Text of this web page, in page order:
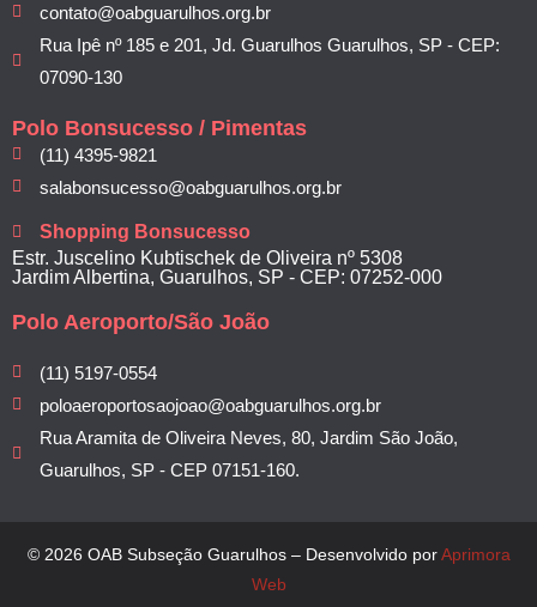
contato@oabguarulhos.org.br
Rua Ipê nº 185 e 201, Jd. Guarulhos Guarulhos, SP - CEP:
07090-130
Polo Bonsucesso / Pimentas
(11) 4395-9821
salabonsucesso@oabguarulhos.org.br
Shopping Bonsucesso
Estr. Juscelino Kubtischek de Oliveira nº 5308
Jardim Albertina, Guarulhos, SP - CEP: 07252-000
Polo Aeroporto/São João
(11) 5197-0554
poloaeroportosaojoao@oabguarulhos.org.br
Rua Aramita de Oliveira Neves, 80, Jardim São João,
Guarulhos, SP - CEP 07151-160.
© 2026 OAB Subseção Guarulhos – Desenvolvido porAprimora
Web